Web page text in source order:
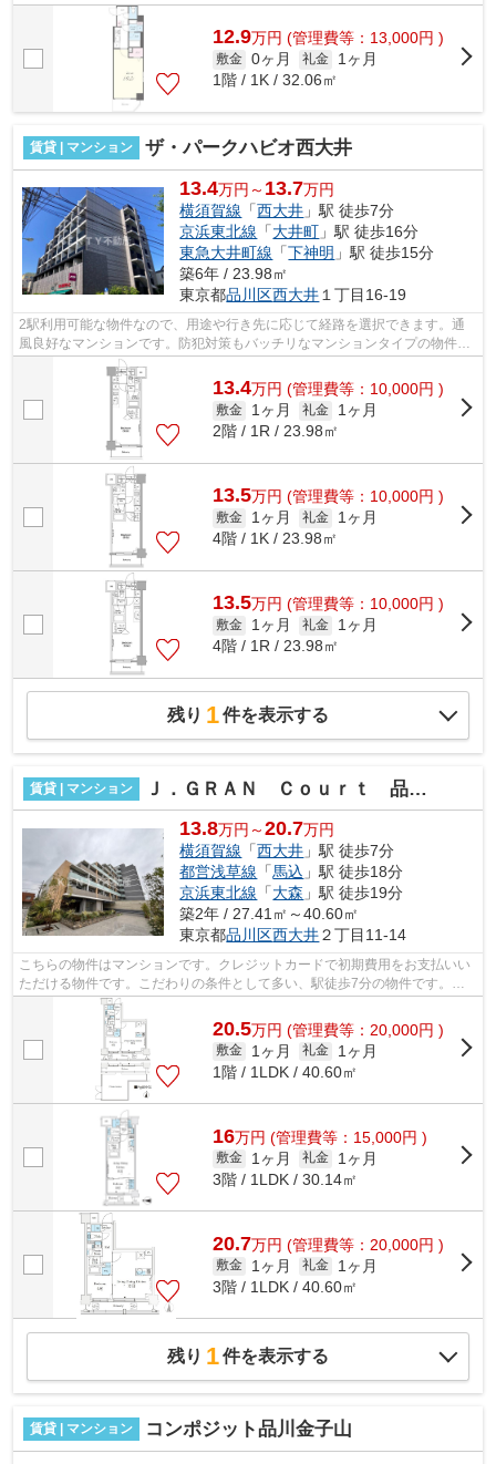
適のマンションです。物件の近くに駅...
12.9万円 (管理費等：13,000円 )
敷金 0ヶ月 礼金
1ヶ月
1階 / 1K / 32.06㎡
賃貸 | マンション ザ・パークハビオ西大井
13.4万円～ 13.7万円
横須賀線 「西大井 」駅 徒歩7分
京浜東北線 「大井町 」駅 徒歩16分
東急大井町線 「下神明 」駅 徒歩15分
築6年 / 23.98㎡
東京都品川区西大井 １丁目16-19
2駅利用可能な物件なので、用途や行き先に応じて経路を選択できます。通
風良好なマンションです。防犯対策もバッチリなマンションタイプの物件で
す。クレジットカードで初期費用がお支...
13.4万円 (管理費等：10,000円 )
敷金 1ヶ月 礼金
1ヶ月
2階 / 1R / 23.98㎡
13.5万円 (管理費等：10,000円 )
敷金 1ヶ月 礼金
1ヶ月
4階 / 1K / 23.98㎡
13.5万円 (管理費等：10,000円 )
敷金 1ヶ月 礼金
1ヶ月
4階 / 1R / 23.98㎡
残り 1件を表示する
賃貸 | マンション Ｊ．ＧＲＡＮ Ｃｏｕｒｔ 品川西大井ＥＡＳＴ
13.8万円～20.7万円
横須賀線 「西大井 」駅 徒歩7分
都営浅草線 「馬込 」駅 徒歩18分
京浜東北線 「大森 」駅 徒歩19分
築2年 / 27.41㎡～40.60㎡
東京都品川区西大井２丁目11-14
こちらの物件はマンションです。クレジットカードで初期費用をお支払いい
ただける物件です。こだわりの条件として多い、駅徒歩7分の物件です。敷
地内ごみ置き場は、簡単にごみ捨てがで...
20.5万円 (管理費等：20,000円 )
敷金 1ヶ月 礼金
1ヶ月
1階 / 1LDK / 40.60㎡
16万円 (管理費等：15,000円 )
敷金 1ヶ月 礼金
1ヶ月
3階 / 1LDK / 30.14㎡
20.7万円 (管理費等：20,000円 )
敷金 1ヶ月 礼金
1ヶ月
3階 / 1LDK / 40.60㎡
残り 1件を表示する
賃貸 | マンション コンポジット品川金子山